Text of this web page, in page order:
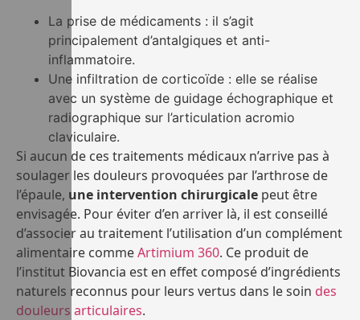
La prise de médicaments : il s’agit
principalement d’antalgiques et anti-
inflammatoire.
Une infiltration de corticoïde : elle se réalise
avec un système de guidage échographique et
radiographique sur l’articulation acromio
claviculaire.
Si aucun de ces traitements médicaux n’arrive pas à
soulager les douleurs provoquées par l’arthrose de
l’épaule, une intervention chirurgicale peut être
envisagée. Pour éviter d’en arriver là, il est conseillé
d’associer au traitement l’utilisation d’un complément
alimentaire commeArtimium 360. Ce produit de
l’institut Biovancia est en effet composé d’ingrédients
naturels reconnus pour leurs vertus dans le soin des
douleurs articulaires.